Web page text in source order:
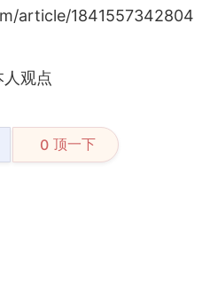
article/1841557342804
观点
0 顶一下